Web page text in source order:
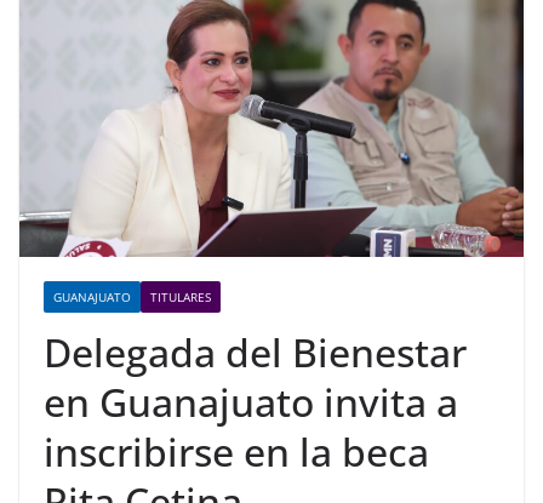
GUANAJUATO TITULARES
Delegada del Bienestar
en Guanajuato invita a
inscribirse en la beca